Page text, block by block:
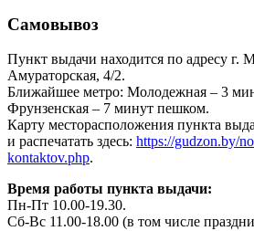
Самовывоз
Пункт выдачи находится по адресу г.
Амураторская, 4/2.
Ближайшее метро: Молодежная – 3
Фрунзенская – 7 минут пешком.
Карту месторасположения пункта
и распечатать здесь: https://gudzon.by/
kontaktov.php.
Время работы пункта выдачи:
Пн-Пт 10.00-19.30.
Сб-Вс 11.00-18.00 (в том числе